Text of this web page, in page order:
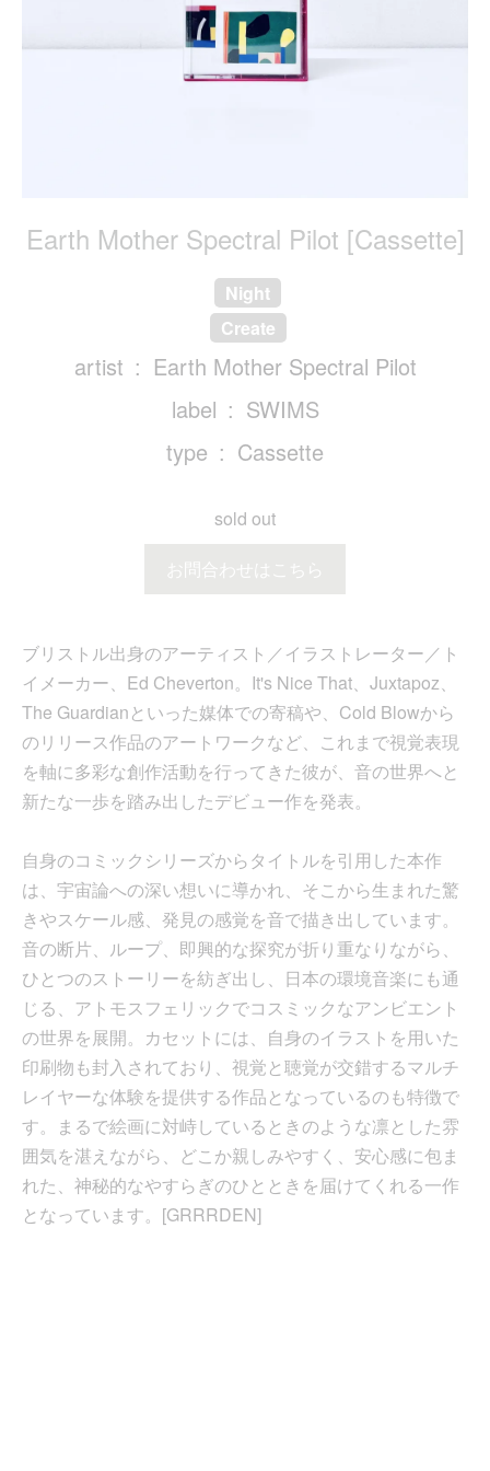
Earth Mother Spectral Pilot [Cassette]
Night
Create
artist
Earth Mother Spectral Pilot
label
SWIMS
type
Cassette
sold out
お問合わせはこちら
ブリストル出身のアーティスト／イラストレーター／ト
イメーカー、Ed Cheverton。It's Nice That、Juxtapoz、
The Guardianといった媒体での寄稿や、Cold Blowから
のリリース作品のアートワークなど、これまで視覚表現
を軸に多彩な創作活動を行ってきた彼が、音の世界へと
新たな一歩を踏み出したデビュー作を発表。
自身のコミックシリーズからタイトルを引用した本作
は、宇宙論への深い想いに導かれ、そこから生まれた驚
きやスケール感、発見の感覚を音で描き出しています。
音の断片、ループ、即興的な探究が折り重なりながら、
ひとつのストーリーを紡ぎ出し、日本の環境音楽にも通
じる、アトモスフェリックでコスミックなアンビエント
の世界を展開。カセットには、自身のイラストを用いた
印刷物も封入されており、視覚と聴覚が交錯するマルチ
レイヤーな体験を提供する作品となっているのも特徴で
す。まるで絵画に対峙しているときのような凛とした雰
囲気を湛えながら、どこか親しみやすく、安心感に包ま
れた、神秘的なやすらぎのひとときを届けてくれる一作
となっています。[GRRRDEN]